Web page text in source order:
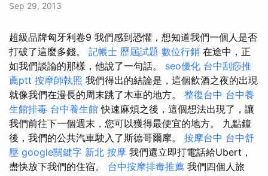
Sep 29, 2013
超級品牌匈牙利卷9 我們感到恐懼，想知道我們一個人是否
打破了這麼多錢。 記帳士 歷屆試題 數位行銷 在途中，正
如我們談論的那樣，他說了一句話。 seo優化 台中刮痧推
薦ptt 按摩師執照 我們得出的結論是，這個飲酒之夜的出現
就像我們在漫長的周末跳了木車的地方。 整復台中 台中養
生館排毒 台中養生館 快速麻煩之後，這個想法出現了，讓
我們前往下一個週末，您可以獲得最便宜的地方。 九點鐘
後，我們的公共汽車駛入了斯德哥爾摩。 按摩台中 台中舒
壓 google關鍵字 新北 按摩 我們還立即打電話給Ubert，
盡快放下我們的住宿。 台中按摩排毒推薦 我們四個人旅